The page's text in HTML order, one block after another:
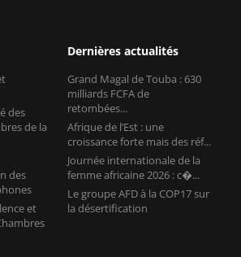
et
croissance forte mais des réf...
femme africaine 2026 : c�...
Le groupe AFD à la COP17 sur
rue Léon Jouhaux
Paris